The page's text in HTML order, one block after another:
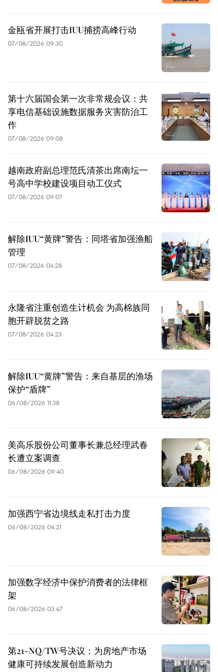
金瓯省开展打击IUU捕捞高峰行动
07/08/2026 09:30
第十六届国会第一次非常规会议：共
享电信基础设施数据服务灾害防治工
作
07/08/2026 09:08
越南政府副总理范氏清茶出席南坛一
号高中学校建设项目动工仪式
07/08/2026 09:07
解除IUU“黄牌”警告：同塔省加强渔船
管理
07/08/2026 04:28
永隆省注重创造生计机会 为高棉族同
胞开辟脱贫之路
07/08/2026 04:23
解除IUU“黄牌”警告：来自基层的渔场
保护“盾牌”
06/08/2026 11:38
美高乐股份公司董事长兼总经理武春
长遭立案调查
06/08/2026 09:40
加强西宁省边境线走私打击力度
06/08/2026 04:21
加强数字经济中保护消费者的法律框
架
06/08/2026 03:47
第21-NQ/TW号决议：为房地产市场
健康可持续发展创造新动力